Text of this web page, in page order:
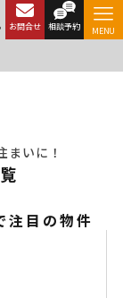
お問合せ 相談予約 MENU
まいに！
注目の物件